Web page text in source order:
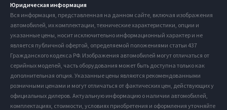
Юридическая информация
Вся информация, представленная на данном сайте, включая изображения
автомобилей, их комплектации, технические характеристики, опции и
указанные цены, носит исключительно информационный характер и не
является публичной офертой, определяемой положениями статьи 437
Гражданского кодекса РФ. Изображения автомобилей могут отличаться от
серийных моделей, часть оборудования может быть доступна только как
дополнительная опция. Указанные цены являются рекомендованными
розничными ценами и могут отличаться от фактических цен, действующих у
официальных дилеров. Актуальную информацию о наличии автомобилей,
комплектациях, стоимости, условиях приобретения и оформления уточняйте